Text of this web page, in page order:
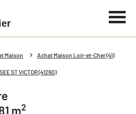
Maison Achat Maison Loir-et-Cher (41)
ST VICTOR (41260)
m2